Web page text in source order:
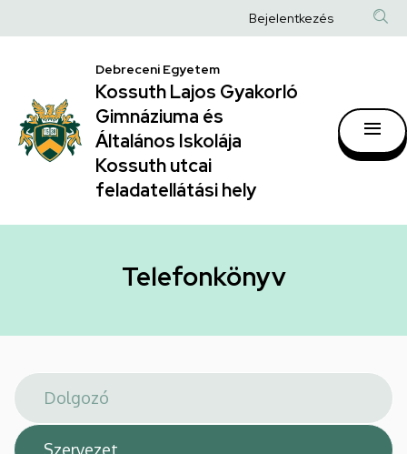
|
Kossuth
Lajos
Gyakorló
Gimnáziuma
Általános
hely
a
Anonim
fiók
Bejelentkezés
Debreceni Egyetem
Kossuth Lajos Gyakorló
Gimnáziuma és
Általános Iskolája
Kossuth utcai
feladatellátási hely
Telefonkönyv